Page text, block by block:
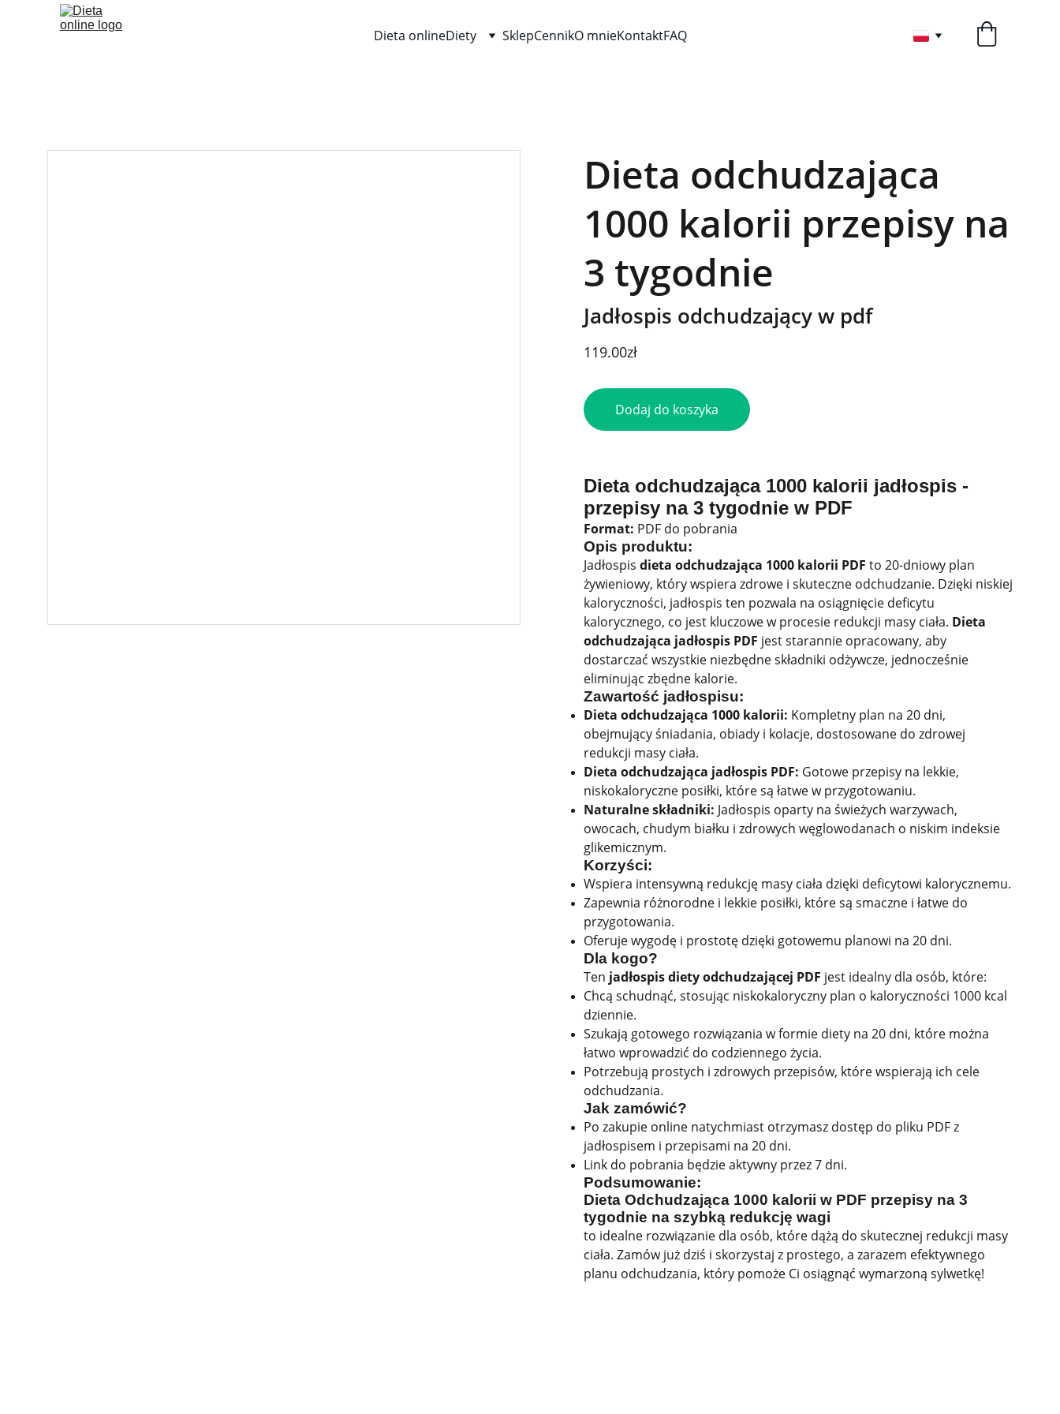
Dieta onlineDiety SklepCennikO mnieKontaktFAQ
Dieta odchudzająca
1000 kalorii przepisy na
3 tygodnie
Jadłospis odchudzający w pdf
119.00zł
Dodaj do koszyka
Dieta odchudzająca 1000 kalorii jadłospis -
przepisy na 3 tygodnie w PDF
Format: PDF do pobrania
Opis produktu:
Jadłospis dieta odchudzająca 1000 kalorii PDF to 20-dniowy plan
żywieniowy, który wspiera zdrowe i skuteczne odchudzanie. Dzięki niskiej
kaloryczności, jadłospis ten pozwala na osiągnięcie deficytu
kalorycznego, co jest kluczowe w procesie redukcji masy ciała. Dieta
odchudzająca jadłospis PDF jest starannie opracowany, aby
dostarczać wszystkie niezbędne składniki odżywcze, jednocześnie
eliminując zbędne kalorie.
Zawartość jadłospisu:
Dieta odchudzająca 1000 kalorii: Kompletny plan na 20 dni,
obejmujący śniadania, obiady i kolacje, dostosowane do zdrowej
redukcji masy ciała.
Dieta odchudzająca jadłospis PDF: Gotowe przepisy na lekkie,
niskokaloryczne posiłki, które są łatwe w przygotowaniu.
Naturalne składniki: Jadłospis oparty na świeżych warzywach,
owocach, chudym białku i zdrowych węglowodanach o niskim indeksie
glikemicznym.
Korzyści:
Wspiera intensywną redukcję masy ciała dzięki deficytowi kalorycznemu.
Zapewnia różnorodne i lekkie posiłki, które są smaczne i łatwe do
przygotowania.
Oferuje wygodę i prostotę dzięki gotowemu planowi na 20 dni.
Dla kogo?
Ten jadłospis diety odchudzającej PDF jest idealny dla osób, które:
Chcą schudnąć, stosując niskokaloryczny plan o kaloryczności 1000 kcal
dziennie.
Szukają gotowego rozwiązania w formie diety na 20 dni, które można
łatwo wprowadzić do codziennego życia.
Potrzebują prostych i zdrowych przepisów, które wspierają ich cele
odchudzania.
Jak zamówić?
Po zakupie online natychmiast otrzymasz dostęp do pliku PDF z
jadłospisem i przepisami na 20 dni.
Link do pobrania będzie aktywny przez 7 dni.
Podsumowanie:
Dieta Odchudzająca 1000 kalorii w PDF przepisy na 3
tygodnie na szybką redukcję wagi
to idealne rozwiązanie dla osób, które dążą do skutecznej redukcji masy
ciała. Zamów już dziś i skorzystaj z prostego, a zarazem efektywnego
planu odchudzania, który pomoże Ci osiągnąć wymarzoną sylwetkę!